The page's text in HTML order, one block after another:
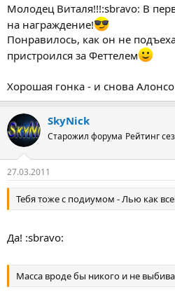
Молодец Виталя!!!:sbravo: В
на награждение!
Понравилось, как он не
пристроился за Феттелем
Хорошая гонка - и снова
SkyNick
Старожил форума Рейтинг
27.03.2011
Тебя тоже с подиумом - Лью как
Да! :sbravo:
Масса вроде бы никого и не